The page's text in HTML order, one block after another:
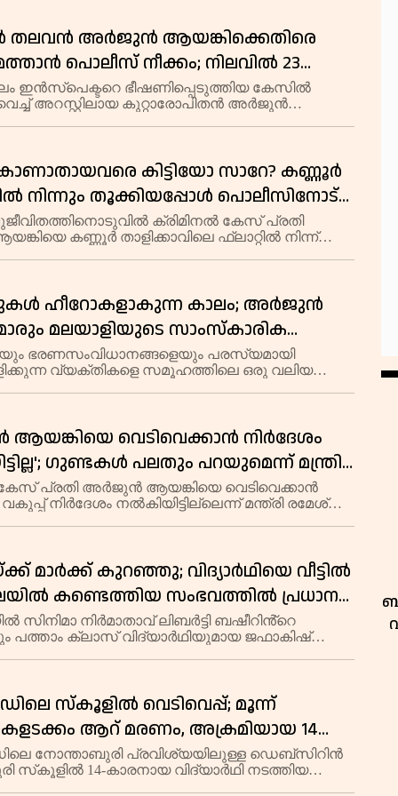
തലവൻ അർജുൻ ആയങ്കിക്കെതിരെ
പൊലീസ് നീക്കം; നിലവിൽ 23
ഇൻസ്പെക്ടറെ ഭീഷണിപ്പെടുത്തിയ കേസിൽ
അറസ്റ്റിലായ കുറ്റാരോപിതൻ അർജുൻ
റി
കിട്ടിയോ സാറേ? കണ്ണൂർ
നിന്നും തൂക്കിയപ്പോൾ പൊലീസിനോട്
ചോദ്യംക്രിമിനൽ കേസ് പ്രതി
കണ്ണൂർ താളിക്കാവിലെ ഫ്ലാറ്റിൽ നിന്ന്
ഹീറോകളാകുന്ന കാലം; അർജുൻ
മലയാളിയുടെ സാംസ്കാരിക
നമ്മൾ എങ്ങോട്ടാണ് പോകുന്നത്
ഭരണസംവിധാനങ്ങളെയും പരസ്യമായി
വ്യക്തികളെ സമൂഹത്തിലെ ഒരു വലിയ
വെടിവെക്കാൻ നിർദേശം
ഗുണ്ടകൾ പലതും പറയുമെന്ന് മന്ത്രി
കേസ് പ്രതി അർജുൻ ആയങ്കിയെ വെടിവെക്കാൻ
നിർദേശം നൽകിയിട്ടില്ലെന്ന് മന്ത്രി രമേശ്
മാർക്ക് കുറഞ്ഞു; വിദ്യാർഥിയെ വീട്ടിൽ
കണ്ടെത്തിയ സംഭവത്തിൽ പ്രധാന
പരാതി
സിനിമാ നിർമാതാവ് ലിബർട്ടി ബഷീറിൻ്റെ
പത്താം ക്ലാസ് വിദ്യാർഥിയുമായ ജഫാകിഷ്
സ്‌കൂളിൽ വെടിവെപ്പ്; മൂന്ന്
ആറ് മരണം, അക്രമിയായ 14
നോന്താബുരി പ്രവിശ്യയിലുള്ള ഡെബ്സിറിൻ
സ്‌കൂളിൽ 14-കാരനായ വിദ്യാർഥി നടത്തിയ